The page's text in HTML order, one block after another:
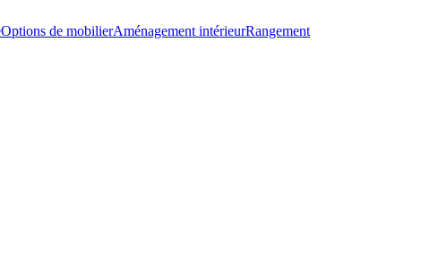
Options de mobilierAménagement intérieurRangement